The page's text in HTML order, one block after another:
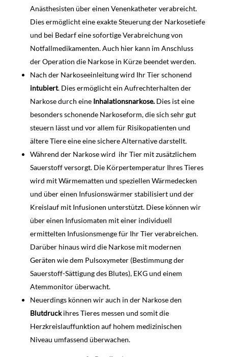
Anästhesisten über einen Venenkatheter verabreicht.
Dies ermöglicht eine exakte Steuerung der Narkosetiefe
und bei Bedarf eine sofortige Verabreichung von
Notfallmedikamenten. Auch hier kann im Anschluss
der Operation die Narkose in Kürze beendet werden.
Nach der Narkoseeinleitung wird Ihr Tier schonend
intubiert. Dies ermöglicht ein Aufrechterhalten der
Narkose durch eine Inhalationsnarkose. Dies ist eine
besonders schonende Narkoseform, die sich sehr gut
steuern lässt und vor allem für Risikopatienten und
ältere Tiere eine eine sichere Alternative darstellt.
Während der Narkose wird ihr Tier mit zusätzlichem
Sauerstoff versorgt. Die Körpertemperatur Ihres Tieres
wird mit Wärmematten und speziellen Wärmedecken
und über einen Infusionswärmer stabilisiert und der
Kreislauf mit Infusionen unterstützt. Diese können wir
über einen Infusiomaten mit einer individuell
ermittelten Infusionsmenge für Ihr Tier verabreichen.
Darüber hinaus wird die Narkose mit modernen
Geräten wie dem Pulsoxymeter (Bestimmung der
Sauerstoff-Sättigung des Blutes), EKG und einem
Atemmonitor überwacht.
Neuerdings können wir auch in der Narkose den
Blutdruckihres Tieres messen und somit die
Herzkreislauffunktion auf hohem medizinischen
Niveau umfassend überwachen.